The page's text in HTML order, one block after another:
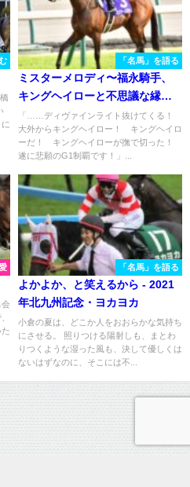
「名馬」を語る
ミスターメロディ〜福永騎手、
キングヘイローと不思議な縁の
ある良血馬～
「……ディヴァインライト抜けてくる！
大外からキングヘイロー！ キングヘイロ
ーだ！ キングヘイローが撫で切った！
遂に悲願のG1制覇です！」...
「名馬」を語る
よかよか、と笑えるから - 2021
年北九州記念・ヨカヨカ
小倉の夏は、どこか人をおおらかな気持ち
にさせる。 照りつける陽射しも、まとわ
りつくような湿った風も、決して優しくは
ないはずなのに、そこには不...